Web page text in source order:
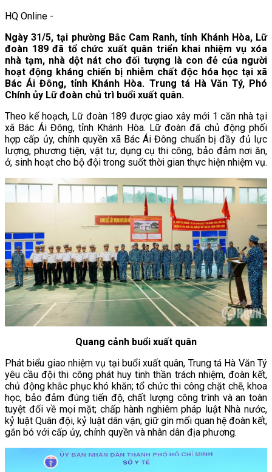
HQ Online -
Ngày 31/5, tại phường Bắc Cam Ranh, tỉnh Khánh Hòa, Lữ
đoàn 189 đã tổ chức xuất quân triển khai nhiệm vụ xóa
nhà tạm, nhà dột nát cho đối tượng là con đẻ của người
hoạt động kháng chiến bị nhiễm chất độc hóa học tại xã
Bác Ái Đông, tỉnh Khánh Hòa. Trung tá Hà Văn Tý, Phó
Chính ủy Lữ đoàn chủ trì buổi xuất quân.
Theo kế hoạch, Lữ đoàn 189 được giao xây mới 1 căn nhà tại
xã Bác Ái Đông, tỉnh Khánh Hòa. Lữ đoàn đã chủ động phối
hợp cấp ủy, chính quyền xã Bác Ái Đông chuẩn bị đầy đủ lực
lượng, phương tiện, vật tư, dụng cụ thi công, bảo đảm nơi ăn,
ở, sinh hoạt cho bộ đội trong suốt thời gian thực hiện nhiệm vụ.
Quang cảnh buổi xuất quân
Phát biểu giao nhiệm vụ tại buổi xuất quân, Trung tá Hà Văn Tý
yêu cầu đội thi công phát huy tinh thần trách nhiệm, đoàn kết,
chủ động khắc phục khó khăn; tổ chức thi công chặt chẽ, khoa
học, bảo đảm đúng tiến độ, chất lượng công trình và an toàn
tuyệt đối về mọi mặt; chấp hành nghiêm pháp luật Nhà nước,
kỷ luật Quân đội, kỷ luật dân vận; giữ gìn mối quan hệ đoàn kết,
gắn bó với cấp ủy, chính quyền và nhân dân địa phương.